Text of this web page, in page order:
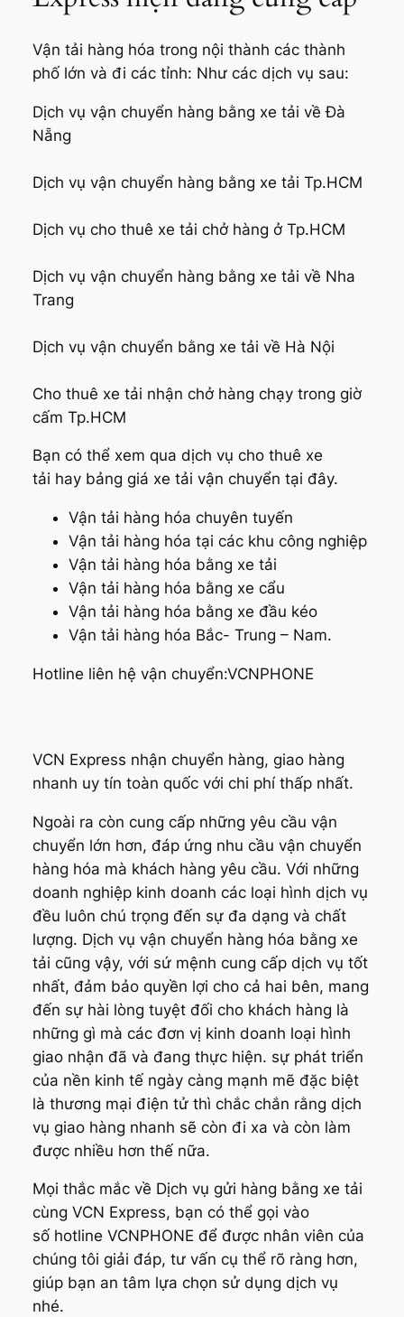
Vận tải hàng hóa trong nội thành các thành
phố lớn và đi các tỉnh: Như các dịch vụ sau:
Dịch vụ vận chuyển hàng bằng xe tải về Đà
Nẵng
Dịch vụ vận chuyển hàng bằng xe tải Tp.HCM
Dịch vụ cho thuê xe tải chở hàng ở Tp.HCM
Dịch vụ vận chuyển hàng bằng xe tải về Nha
Trang
Dịch vụ vận chuyển bằng xe tải về Hà Nội
Cho thuê xe tải nhận chở hàng chạy trong giờ
cấm Tp.HCM
Bạn có thể xem qua dịch vụ cho thuê xe
tải hay bảng giá xe tải vận chuyển tại đây.
Vận tải hàng hóa chuyên tuyến
Vận tải hàng hóa tại các khu công nghiệp
Vận tải hàng hóa bằng xe tải
Vận tải hàng hóa bằng xe cẩu
Vận tải hàng hóa bằng xe đầu kéo
Vận tải hàng hóa Bắc- Trung – Nam.
Hotline liên hệ vận chuyển:VCNPHONE
VCN Express nhận chuyển hàng, giao hàng
nhanh uy tín toàn quốc với chi phí thấp nhất.
Ngoài ra còn cung cấp những yêu cầu vận
chuyển lớn hơn, đáp ứng nhu cầu vận chuyển
hàng hóa mà khách hàng yêu cầu. Với những
doanh nghiệp kinh doanh các loại hình dịch vụ
đều luôn chú trọng đến sự đa dạng và chất
lượng. Dịch vụ vận chuyển hàng hóa bằng xe
tải cũng vậy, với sứ mệnh cung cấp dịch vụ tốt
nhất, đảm bảo quyền lợi cho cả hai bên, mang
đến sự hài lòng tuyệt đối cho khách hàng là
những gì mà các đơn vị kinh doanh loại hình
giao nhận đã và đang thực hiện. sự phát triển
của nền kinh tế ngày càng mạnh mẽ đặc biệt
là thương mại điện tử thì chắc chắn rằng dịch
vụ giao hàng nhanh sẽ còn đi xa và còn làm
được nhiều hơn thế nữa.
Mọi thắc mắc về Dịch vụ gửi hàng bằng xe tải
cùng VCN Express, bạn có thể gọi vào
số hotline VCNPHONE để được nhân viên của
chúng tôi giải đáp, tư vấn cụ thể rõ ràng hơn,
giúp bạn an tâm lựa chọn sử dụng dịch vụ
nhé.